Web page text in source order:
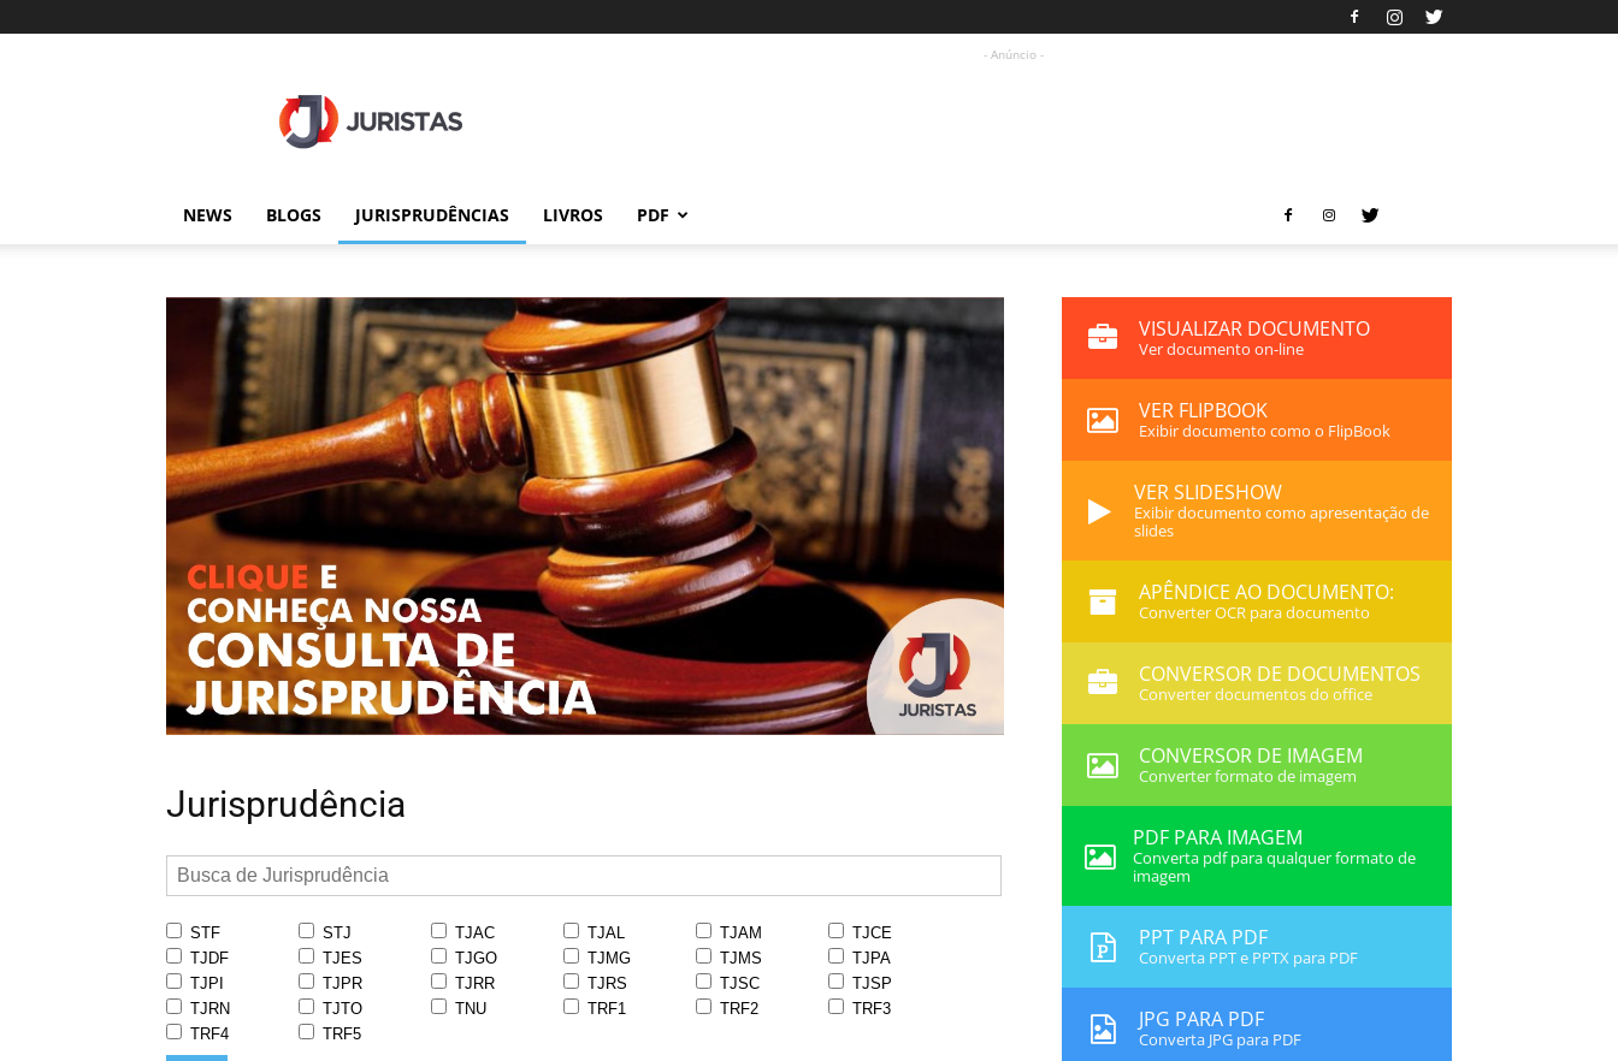
- Anúncio -
NEWS BLOGS JURISPRUDÊNCIAS LIVROS PDF
Jurisprudência
STF STJ TJAC TJAL TJAM
TJCE
TJDF
TJES TJGO TJMG TJMS
TJPA
TJPI
TJPR TJRR TJRS TJSC
TJSP
TJRN
TJTO TNU TRF1 TRF2
TRF3
TRF4
TRF5
VISUALIZAR DOCUMENTO
Ver documento on-line
VER FLIPBOOK
Exibir documento como o FlipBook
VER SLIDESHOW
Exibir documento como apresentação de
slides
APÊNDICE AO DOCUMENTO:
Converter OCR para documento
CONVERSOR DE DOCUMENTOS
Converter documentos do office
CONVERSOR DE IMAGEM
Converter formato de imagem
PDF PARA IMAGEM
Converta pdf para qualquer formato de
imagem
PPT PARA PDF
Converta PPT e PPTX para PDF
JPG PARA PDF
Converta JPG para PDF